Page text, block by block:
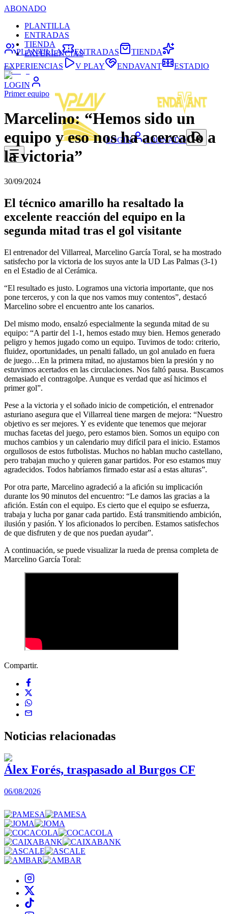
ABONADO
PLANTILLA
ENTRADAS
TIENDA
EXPERIENCIAS
LOGIN
LOGIN ABONADO
PLANTILLA ENTRADAS
TIENDA
EXPERIENCIAS
V PLAY ENDAVANT ESTADIO
Primer equipo
Marcelino: “Hemos sido un
equipo y eso nos ha acercado a
la victoria”
30/09/2024
El técnico amarillo ha resaltado la
excelente reacción del equipo en la
segunda mitad tras el gol visitante
El entrenador del Villarreal, Marcelino García Toral, se ha mostrado
satisfecho por la victoria de los suyos ante la UD Las Palmas (3-1)
en el Estadio de al Cerámica.
“El resultado es justo. Logramos una victoria importante, que nos
pone terceros, y con la que nos vamos muy contentos”, destacó
Marcelino sobre el encuentro ante los canarios.
Del mismo modo, ensalzó especialmente la segunda mitad de su
equipo: “A partir del 1-1, hemos estado muy bien. Hemos generado
peligro y hemos jugado como un equipo. Tuvimos de todo: criterio,
fluidez, oportunidades, un penalti fallado, un gol anulado en fuera
de juego…En la primera mitad, no ajustamos bien la presión y no
estuvimos acertados en las circulaciones. Nos faltó pausa. Buscamos
demasiado el contragolpe. Aunque es verdad que así hicimos el
primer gol”.
Pese a la victoria y el soñado inicio de competición, el entrenador
asturiano asegura que el Villarreal tiene margen de mejora: “Nuestro
objetivo es ser mejores. Y es evidente que tenemos que mejorar
muchas facetas del juego, pero estamos bien. Somos un equipo con
muchos cambios y un calendario muy difícil para el inicio. Estamos
orgullosos de estos futbolistas. Muchos no hablan mucho castellano,
pero trabajan mucho y quieren ganar partidos. Por eso estamos muy
agradecidos. Todos habríamos firmado estar así a estas alturas”.
Por otra parte, Marcelino agradeció a la afición su implicación
durante los 90 minutos del encuentro: “Le damos las gracias a la
afición. Están con el equipo. Es cierto que el equipo se esfuerza,
trabaja y lucha por ganar cada partido. Está transmitiendo ambición,
ilusión y pasión. Y los aficionados lo perciben. Estamos satisfechos
de que disfruten y de que nos puedan ayudar”.
A continuación, se puede visualizar la rueda de prensa completa de
Marcelino García Toral:
Compartir.
Noticias relacionadas
Álex Forés, traspasado al Burgos CF
06/08/2026